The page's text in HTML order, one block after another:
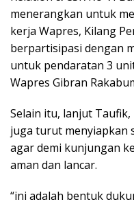
menerangkan untuk
kerja Wapres, Kilang
berpartisipasi dengan
untuk pendaratan 3
Wapres Gibran
Selain itu, lanjut
juga turut menyiapkan
agar demi kunjungan
aman dan lancar.
“ini adalah bentuk